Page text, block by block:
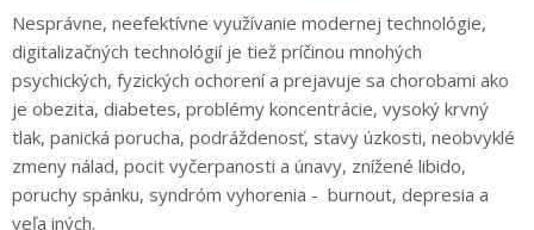
Nesprávne, neefektívne využívanie modernej technológie,
digitalizačných technológií je tiež príčinou mnohých
psychických, fyzických ochorení a prejavuje sa chorobami ako
je obezita, diabetes, problémy koncentrácie, vysoký krvný
tlak, panická porucha, podráždenosť, stavy úzkosti, neobvyklé
zmeny nálad, pocit vyčerpanosti a únavy, znížené libido,
poruchy spánku, syndróm vyhorenia - burnout, depresia a
veľa iných.